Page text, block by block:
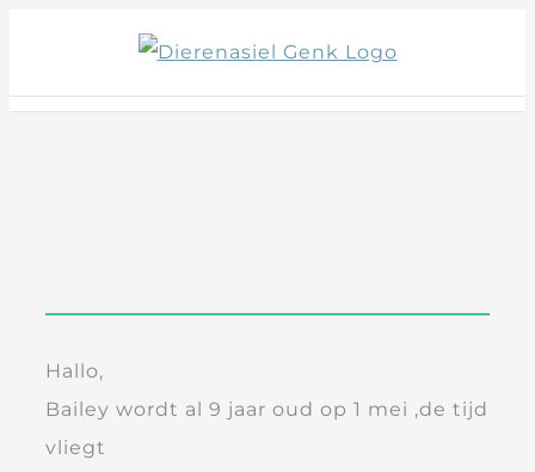
content
Hallo,
Bailey wordt al 9 jaar oud op 1 mei ,de tijd
vliegt